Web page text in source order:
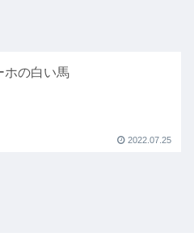
ホの白い馬
2022.07.25